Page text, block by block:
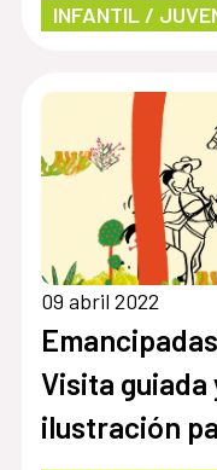
INFANTIL /
09 abril 2022
Visita
ilustración